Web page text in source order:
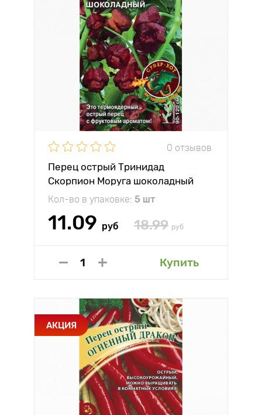
0 отзывов
Перец острый Тринидад
Скорпион Моруга шоколадный
Седек
Кол-во в упаковке: 5 шт
11.09 руб 18.99 руб
Купить
АКЦИЯ